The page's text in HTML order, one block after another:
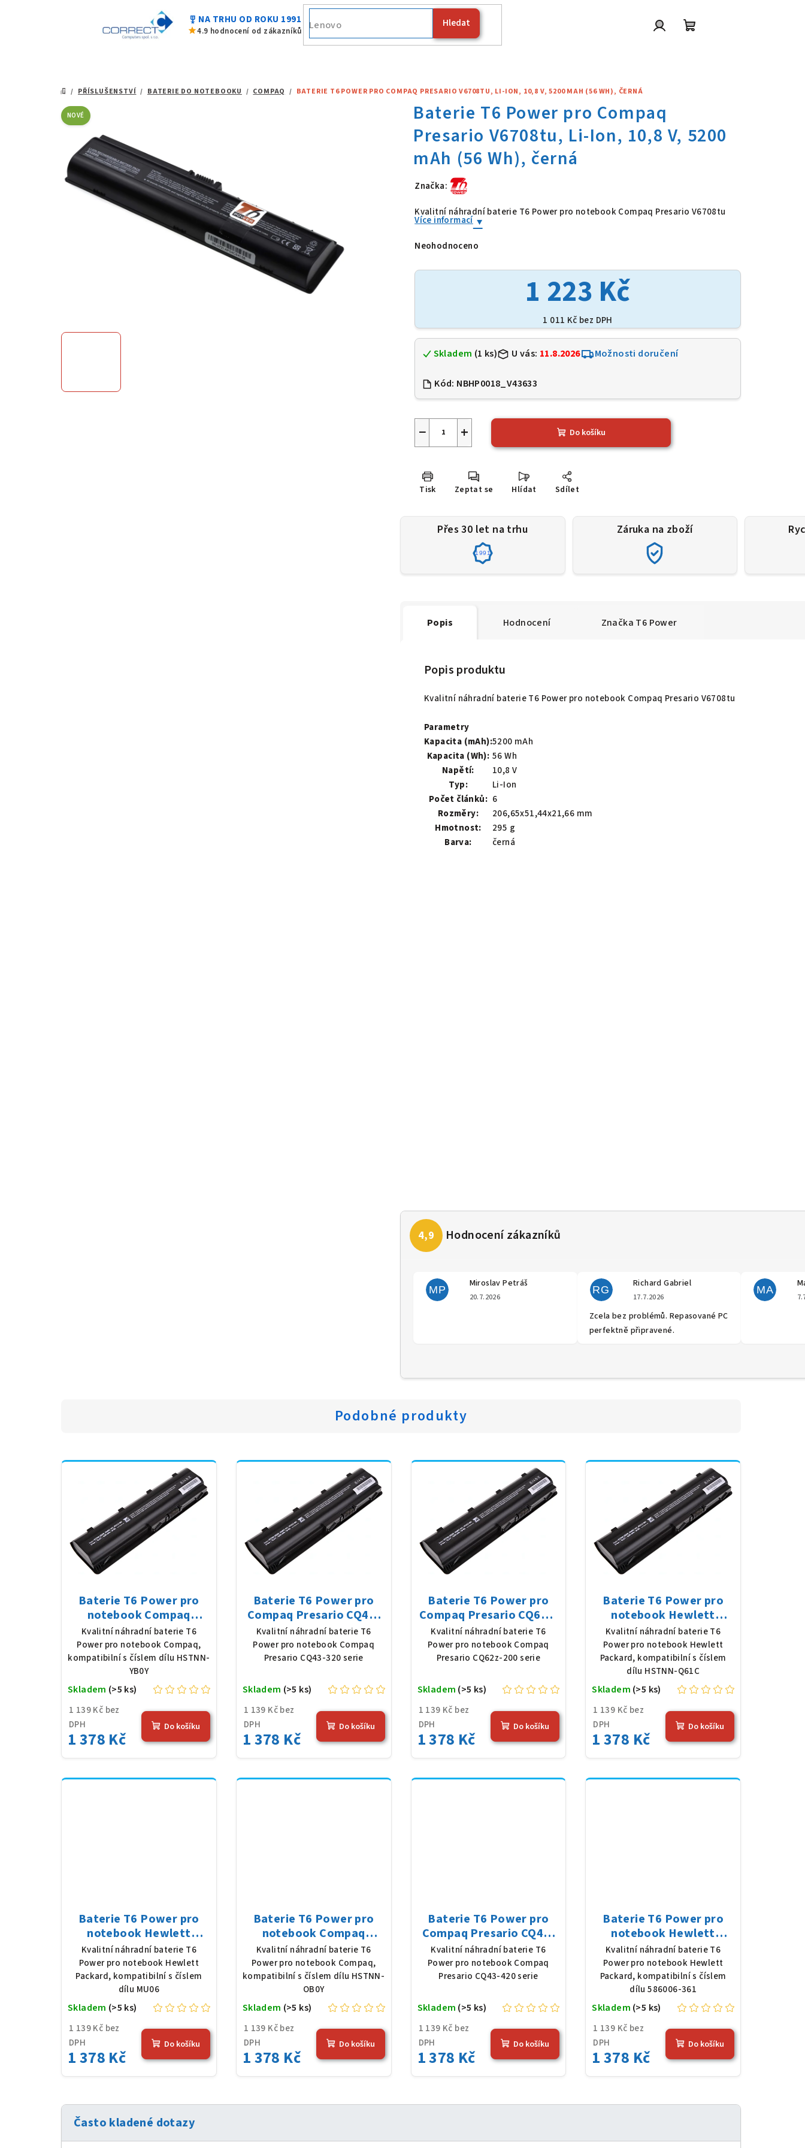
military_tech NA TRHU OD ROKU 1991
star4.9 hodnocení od zákazníků
Hledat
Fujitsu
DOMŮ
/ PŘÍSLUŠENSTVÍ / BATERIE DO NOTEBOOKU / COMPAQ / BATERIE T6 POWER PRO COMPAQ PRESARIO V6708TU, LI-ION, 10,8 V, 5200 MAH (56 WH), ČERNÁ
Značka:
Baterie T6 Power pro Compaq Presario
Kvalitní náhradní baterie T6 Power pro notebook Compaq Presario V6708tu
Více informací
Průměrné
produktu
je
Neohodnoceno
1 223 Kč
1 011 Kč bez DPH
Skladem (1 ks) U vás: 11.8.2026 Možnosti doručení
Kód: NBHP0018_V43633
+
− Do košíku
Tisk Zeptat se Hlídat Sdílet
NOVÉ
Přes 30 let na trhu
1991
Záruka na zboží
Popis Hodnocení Značka T6 Power
Popis produktu
Kvalitní náhradní baterie T6 Power pro notebook Compaq Presario V6708tu
Parametry
Kapacita (mAh):5200 mAh
Kapacita (Wh): 56 Wh
Napětí:
10,8 V
Typ:
Li-Ion
Počet článků: 6
Rozměry:
206,65x51,44x21,66 mm
Hmotnost:
295 g
Barva:
černá
MP
Miroslav Petráš
Hodnocení obchodu je 5 z 5 hvězdiček.
20.7.2026
RG
Richard Gabriel
Hodnocení obchodu je 5 z 5
17.7.2026
Zcela bez problémů. Repasované PC
perfektně připravené.
MA
Podobné produkty
Baterie T6 Power pro
notebook Compaq
HSTNN-YB0Y, Li-Ion, 10,8
V, 5200 mAh (56 Wh),
černá
Kvalitní náhradní baterie T6
Power pro notebook Compaq,
kompatibilní s číslem dílu HSTNN-
YB0Y
1 139 Kč bez
DPH
1 378 Kč
Skladem (>5 ks)
Do košíku
Baterie T6 Power pro
Compaq Presario CQ43-
320 serie, Li-Ion, 10,8 V,
5200 mAh (56 Wh), černá
Kvalitní náhradní baterie T6
Power pro notebook Compaq
Presario CQ43-320 serie
1 139 Kč bez
DPH
1 378 Kč
Skladem (>5 ks)
Do košíku
Baterie T6 Power pro
Compaq Presario CQ62z-
200 serie, Li-Ion, 10,8 V,
5200 mAh (56 Wh), černá
Kvalitní náhradní baterie T6
Power pro notebook Compaq
Presario CQ62z-200 serie
1 139 Kč bez
DPH
1 378 Kč
Skladem (>5 ks)
Do košíku
Baterie T6 Power pro
notebook Hewlett
Packard HSTNN-Q61C,
Li-Ion, 10,8 V, 5200 mAh
(56 Wh), černá
Kvalitní náhradní baterie T6
Power pro notebook Hewlett
Packard, kompatibilní s číslem
dílu HSTNN-Q61C
1 139 Kč bez
DPH
1 378 Kč
Skladem (>5 ks)
Do košíku
Baterie T6 Power pro
notebook Hewlett
Packard MU06, Li-Ion,
10,8 V, 5200 mAh (56 Wh),
černá
Kvalitní náhradní baterie T6
Power pro notebook Hewlett
Packard, kompatibilní s číslem
dílu MU06
1 139 Kč bez
DPH
1 378 Kč
Skladem (>5 ks)
Do košíku
Baterie T6 Power pro
notebook Compaq
HSTNN-OB0Y, Li-Ion,
10,8 V, 5200 mAh (56 Wh),
černá
Kvalitní náhradní baterie T6
Power pro notebook Compaq,
kompatibilní s číslem dílu HSTNN-
OB0Y
1 139 Kč bez
DPH
1 378 Kč
Skladem (>5 ks)
Do košíku
Baterie T6 Power pro
Compaq Presario CQ43-
420 serie, Li-Ion, 10,8 V,
5200 mAh (56 Wh), černá
Kvalitní náhradní baterie T6
Power pro notebook Compaq
Presario CQ43-420 serie
1 139 Kč bez
DPH
1 378 Kč
Skladem (>5 ks)
Do košíku
Baterie T6 Power pro
notebook Hewlett
Packard 586006-361, Li-
Ion, 10,8 V, 5200 mAh (56
Wh), černá
Kvalitní náhradní baterie T6
Power pro notebook Hewlett
Packard, kompatibilní s číslem
dílu 586006-361
1 139 Kč bez
DPH
1 378 Kč
Skladem (>5 ks)
Do košíku
Často kladené dotazy
hvězdiček.